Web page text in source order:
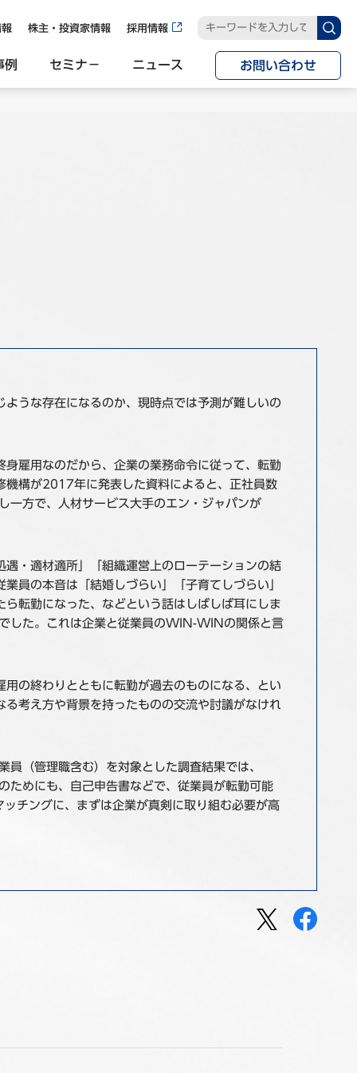
報 株主・投資家情報 採用情報
例 セミナ− ニュース お問い合わせ
うな存在になるのか、現時点では予測が難しいの
雇用なのだから、企業の業務命令に従って、転勤
機構が2017年に発表した資料によると、正社員数
一方で、人材サービス大手のエン・ジャパンが
・適材適所」「組織運営上のローテーションの結
員の本音は「結婚しづらい」「子育てしづらい」
転勤になった、などという話はしばしば耳にしま
した。これは企業と従業員のWIN-WINの関係と言
の終わりとともに転勤が過去のものになる、とい
考え方や背景を持ったものの交流や討議がなけれ
（管理職含む）を対象とした調査結果では、
ためにも、自己申告書などで、従業員が転勤可能
チングに、まずは企業が真剣に取り組む必要が高